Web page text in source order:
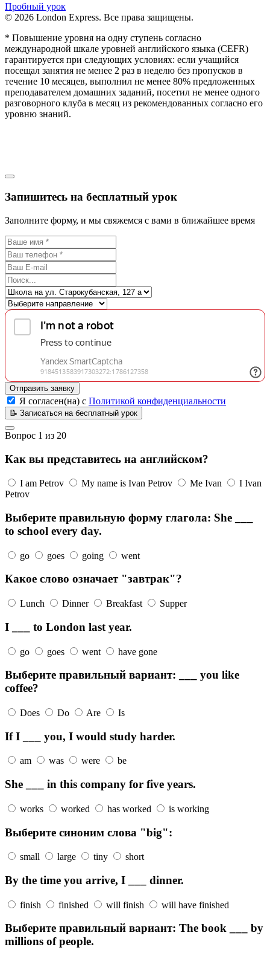
Пробный урок
© 2026 London Express. Все права защищены.
* Повышение уровня на одну ступень согласно
международной шкале уровней английского языка (CEFR)
гарантируется при следующих условиях: если учащийся
посещал занятия не менее 2 раз в неделю без пропусков в
течение 10 месяцев, выполнил не менее 80% предложенных
преподавателем домашних заданий, посетил не менее одного
разговорного клуба в месяц из рекомендованных согласно его
уровню знаний.
Запишитесь на бесплатный урок
Заполните форму, и мы свяжемся с вами в ближайшее время
Отправить заявку
Я согласен(на) с Политикой конфиденциальности
📝 Записаться на бесплатный урок
Вопрос 1 из 20
Как вы представитесь на английском?
I am Petrov My name is Ivan Petrov Me Ivan
I Ivan
Petrov
Выберите правильную форму глагола: She ___
to school every day.
go goes going went
Какое слово означает "завтрак"?
Lunch Dinner Breakfast Supper
I ___ to London last year.
go goes went have gone
Выберите правильный вариант: ___ you like
coffee?
Does Do Are Is
If I ___ you, I would study harder.
am was were be
She ___ in this company for five years.
works worked has worked is working
Выберите синоним слова "big":
small large tiny short
By the time you arrive, I ___ dinner.
finish finished will finish will have finished
Выберите правильный вариант: The book ___ by
millions of people.